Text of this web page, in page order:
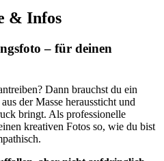
& Infos
– für deinen
Dann brauchst du ein
der Masse heraussticht und
bringt. Als professionelle
kreativen Fotos so, wie du bist